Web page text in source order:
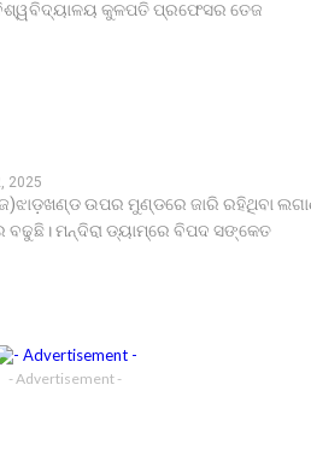
କୁଳପତି ପ୍ରଫେସର ତେଜ
2025
ଉପର ମୁଣ୍ଡରେ ଜାରି ରହିଥିବା
ବଢୁଛି। ମନ୍ଦିରା ଡ୍ୟାମ୍‌ରେ ବିପଦ ସଙ୍କେତ
- Advertisement -